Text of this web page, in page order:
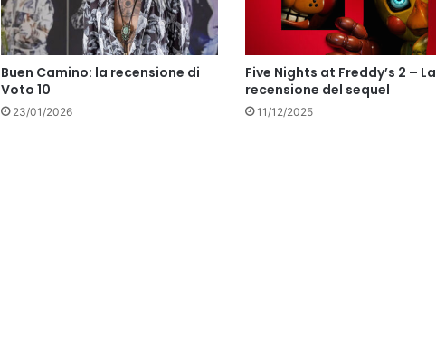
Buen Camino: la recensione di
Voto 10
23/01/2026
Five Nights at Freddy’s 2 – La
recensione del sequel
11/12/2025